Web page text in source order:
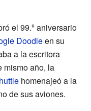
el 99.º aniversario
Doodleen su
a la escritora
mismo año, la
homenajeó a la
de sus aviones.